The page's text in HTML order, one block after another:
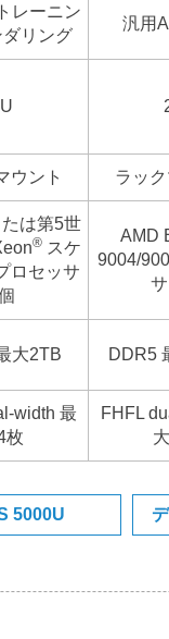
レーニン
リング
汎用
ウント ラッ
は第5世
®スケ
ロセッサ
AMD
9004/
大2TB DDR5
width 最
枚
FHFL
5000U